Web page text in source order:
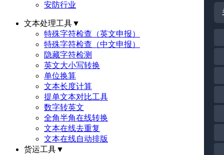
安防行业
文本处理工具▼
特殊字符检查（英文申报）
特殊字符检查（中文申报）
隐藏字符检测
英文大小写转换
单位换算
文本长度计算
提单文本对比工具
数字转英文
全角半角在线转换
文本在线去重复
文本在线自动排版
货运工具▼